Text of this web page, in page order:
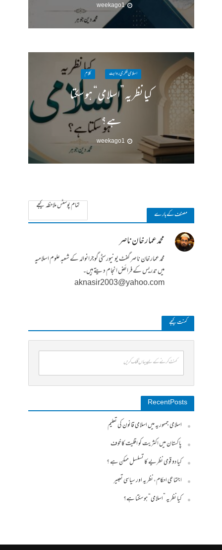
1 week ago
اسلامی فکری روایت کلام
کیا نظریہ ”اسلامی“ ہو سکتا
ہے؟
1 week ago
مصنف کے بارے
تمام پوسٹس ملاحظہ کیجے
محمد عمار خان ناصر
محمد عمار خان ناصر گفٹ یونیورسٹی گوجرانوالہ کے شعبہ علوم اسلامیہ
میں تدریس کے فرائض انجام دیتے ہیں۔
aknasir2003@yahoo.com
کمنت کیجے
کمنٹ کرنے کے لیے یہاں کلک کریں
Recent Posts
اسلامی جمہوریہ میں اسلامی قانون کی تعلیم
پاکستان میں اکثریت کو اقلیت کا خوف
کیا دو قومی نظریے کا تسلسل ممکن ہے ؟
اجتماعی احکام، نظریہ اور سیاسی تعبیر
کیا نظریہ ”اسلامی“ ہو سکتا ہے؟